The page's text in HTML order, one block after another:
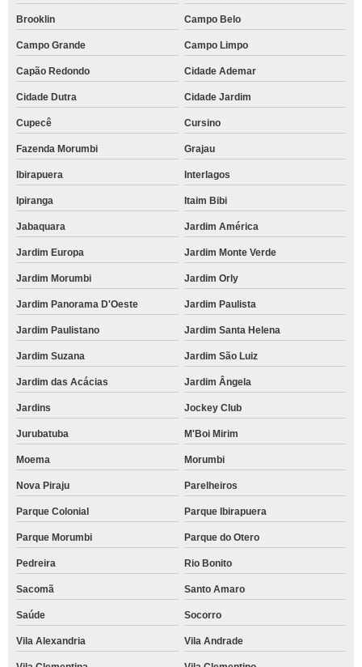
Brooklin Campo Belo
Campo Grande Campo Limpo
Capão Redondo Cidade Ademar
Cidade Dutra Cidade Jardim
Cupecê Cursino
Fazenda Morumbi Grajau
Ibirapuera Interlagos
Ipiranga Itaim Bibi
Jabaquara Jardim América
Jardim Europa Jardim Monte Verde
Jardim Morumbi Jardim Orly
Jardim Panorama D'Oeste Jardim Paulista
Jardim Paulistano Jardim Santa Helena
Jardim Suzana Jardim São Luiz
Jardim das Acácias Jardim Ângela
Jardins Jockey Club
Jurubatuba M'Boi Mirim
Moema Morumbi
Nova Piraju Parelheiros
Parque Colonial Parque Ibirapuera
Parque Morumbi Parque do Otero
Pedreira Rio Bonito
Sacomã Santo Amaro
Saúde Socorro
Vila Alexandria Vila Andrade